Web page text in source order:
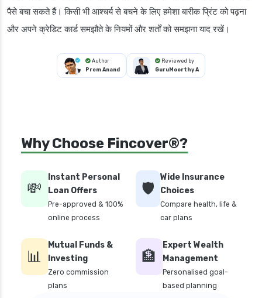
पैसे बचा सकते हैं। किसी भी आश्चर्य से बचने के लिए हमेशा बारीक प्रिंट को पढ़ना
और अपने क्रेडिट कार्ड समझौते के नियमों और शर्तों को समझना याद रखें।
Author
Prem Anand
Reviewed by
GuruMoorthy A
Why Choose Fincover®?
💸
Instant Personal
Loan Offers
Pre-approved & 100%
online process
🛡️
Wide Insurance
Choices
Compare health, life &
car plans
📊
Mutual Funds &
Investing
Zero commission
plans
🏦
Expert Wealth
Management
Personalised goal-
based planning